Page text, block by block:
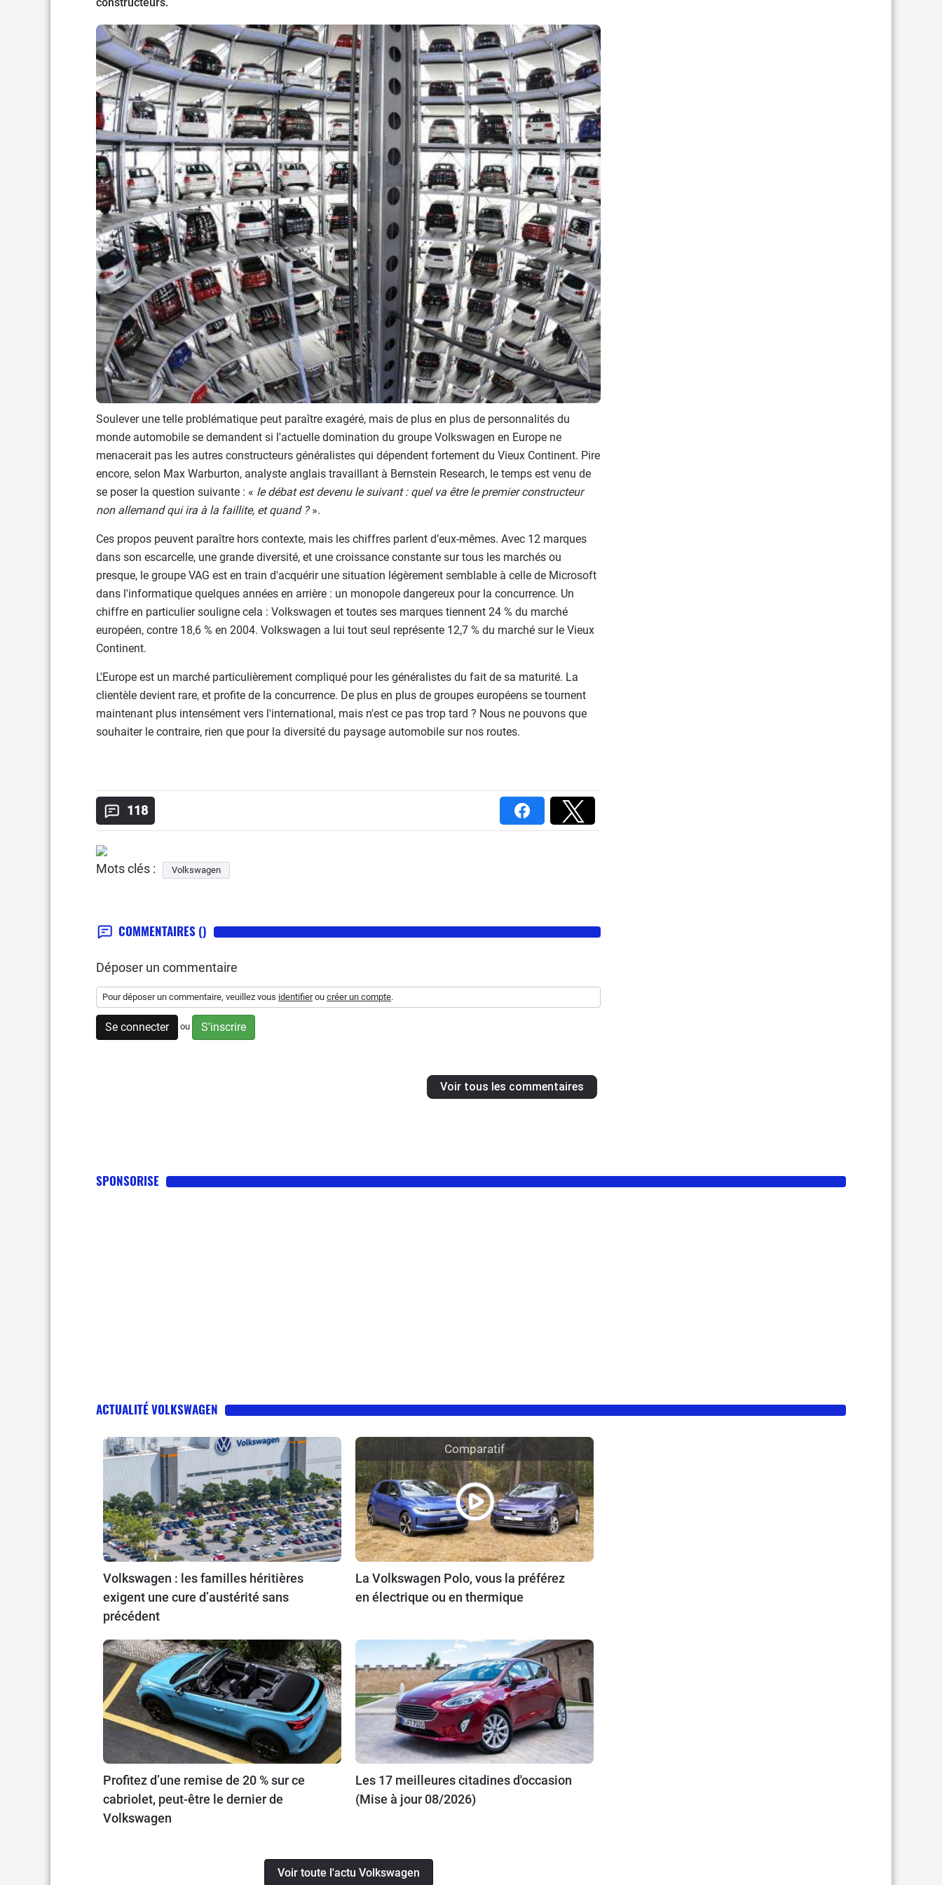
Soulever une telle problématique peut paraître exagéré, mais de plus en plus de personnalités du
monde automobile se demandent si l'actuelle domination du groupe Volkswagen en Europe ne
menacerait pas les autres constructeurs généralistes qui dépendent fortement du Vieux Continent. Pire
encore, selon Max Warburton, analyste anglais travaillant à Bernstein Research, le temps est venu de
se poser la question suivante : « le débat est devenu le suivant : quel va être le premier constructeur
non allemand qui ira à la faillite, et quand ?».
Ces propos peuvent paraître hors contexte, mais les chiffres parlent d’eux-mêmes. Avec 12 marques
dans son escarcelle, une grande diversité, et une croissance constante sur tous les marchés ou
presque, le groupe VAG est en train d'acquérir une situation légèrement semblable à celle de Microsoft
dans l'informatique quelques années en arrière : un monopole dangereux pour la concurrence. Un
chiffre en particulier souligne cela : Volkswagen et toutes ses marques tiennent 24 % du marché
européen, contre 18,6 % en 2004. Volkswagen a lui tout seul représente 12,7 % du marché sur le Vieux
Continent.
L'Europe est un marché particulièrement compliqué pour les généralistes du fait de sa maturité. La
clientèle devient rare, et profite de la concurrence. De plus en plus de groupes européens se tournent
maintenant plus intensément vers l'international, mais n'est ce pas trop tard ? Nous ne pouvons que
souhaiter le contraire, rien que pour la diversité du paysage automobile sur nos routes.
118
Mots clés : Volkswagen
COMMENTAIRES ()
Déposer un commentaire
Pour déposer un commentaire, veuillez vous identifierou créer un compte.
Se connecter ou S'inscrire
Voir tous les commentaires
SPONSORISE
ACTUALITÉ VOLKSWAGEN
Volkswagen : les familles héritières
exigent une cure d’austérité sans
précédent
Comparatif
La Volkswagen Polo, vous la préférez
en électrique ou en thermique
Profitez d’une remise de 20 % sur ce
cabriolet, peut-être le dernier de
Volkswagen
Les 17 meilleures citadines d'occasion
(Mise à jour 08/2026)
Voir toute l'actu Volkswagen